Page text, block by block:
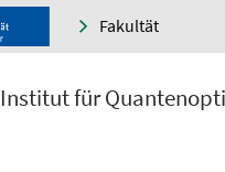
Fakultät
Institut für